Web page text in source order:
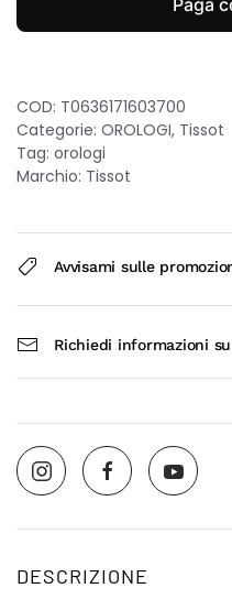
pelle
COD: T0636171603700
Categorie: OROLOGI, Tissot
Tag: orologi
Marchio: Tissot
Avvisami sulle
Richiedi informazioni
DESCRIZIONE